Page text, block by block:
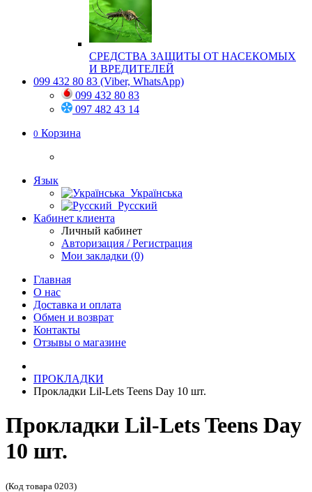
СРЕДСТВА ЗАЩИТЫ ОТ НАСЕКОМЫХ
И ВРЕДИТЕЛЕЙ
099 432 80 83 (Viber, WhatsApp)
099 432 80 83
097 482 43 14
0 Корзина
Язык
Українська
Русский
Кабинет клиента
Личный кабинет
Авторизация / Регистрация
Мои закладки (0)
Главная
О нас
Доставка и оплата
Обмен и возврат
Контакты
Отзывы о магазине
ПРОКЛАДКИ
Прокладки Lil-Lets Teens Day 10 шт.
Прокладки Lil-Lets Teens Day
10 шт.
(Код товара 0203)